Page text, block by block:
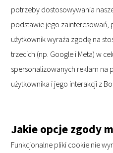
potrzeby dostosowywania
podstawie jego zainteresowań,
użytkownik wyraża zgodę na
trzecich (np. Google i Meta) w
spersonalizowanych reklam na
użytkownika i jego interakcji z
Jakie opcje zgody
Funkcjonalne pliki cookie nie